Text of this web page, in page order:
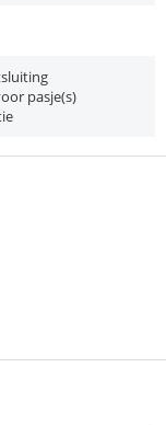
pasje(s)